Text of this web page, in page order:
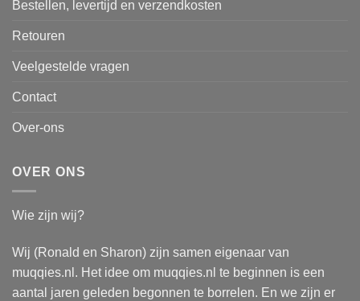
Bestellen, levertijd en verzendkosten
Retouren
Veelgestelde vragen
Contact
Over-ons
OVER ONS
Wie zijn wij?
Wij (Ronald en Sharon) zijn samen eigenaar van
muqqies.nl. Het idee om muqqies.nl te beginnen is een
aantal jaren geleden begonnen te borrelen. En we zijn er